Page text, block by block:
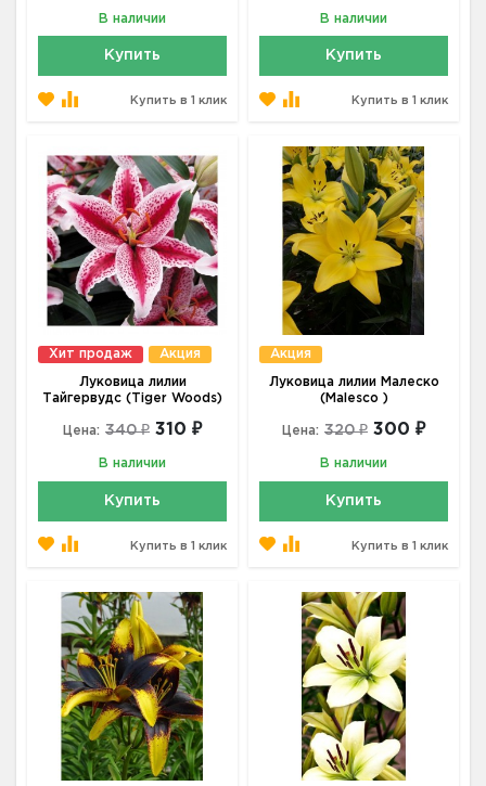
В наличии
Купить
Купить в 1 клик
В наличии
Купить
Купить в 1 клик
Хит продаж Акция
Луковица лилии
Тайгервудс (Tiger Woods)
Цена: 340 ₽ 310 ₽
В наличии
Купить
Купить в 1 клик
Акция
Луковица лилии Малеско
(Malesco )
Цена: 320 ₽ 300 ₽
В наличии
Купить
Купить в 1 клик